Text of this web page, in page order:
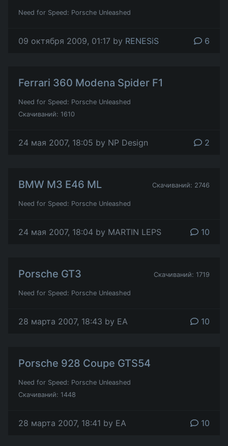
Need for Speed: Porsche Unleashed
09 октября 2009, 01:17 by RENESiS 6
Ferrari 360 Modena Spider F1
Need for Speed: Porsche Unleashed
Скачиваний: 1610
24 мая 2007, 18:05 by NP Design 2
BMW M3 E46 ML
Need for Speed: Porsche Unleashed
Скачиваний: 2746
24 мая 2007, 18:04 by MARTIN LEPS 10
Porsche GT3
Need for Speed: Porsche Unleashed
Скачиваний: 1719
28 марта 2007, 18:43 by EA 10
Porsche 928 Coupe GTS54
Need for Speed: Porsche Unleashed
Скачиваний: 1448
28 марта 2007, 18:41 by EA 10